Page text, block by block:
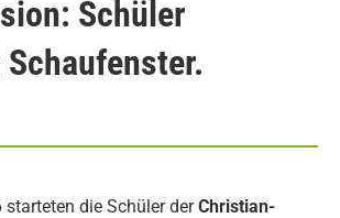
Schüler
die Schüler derChristian-